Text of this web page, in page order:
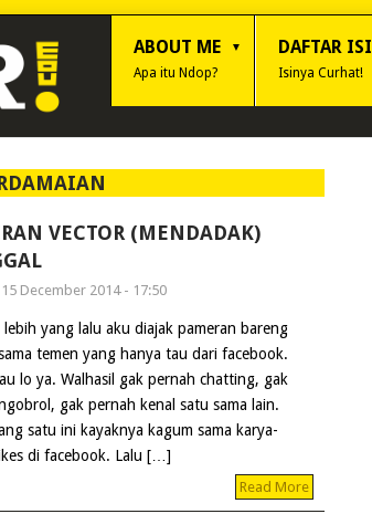
ABOUT ME
Apa itu Ndop?
DAFTAR ISI
Isinya Curhat!
VECTOR (MENDADAK)
15 December 2014 - 17:50
lebih yang lalu aku diajak pameran bareng
temen yang hanya tau dari facebook.
lo ya. Walhasil gak pernah chatting, gak
gak pernah kenal satu sama lain.
satu ini kayaknya kagum sama karya-
di facebook. Lalu […]
Read More